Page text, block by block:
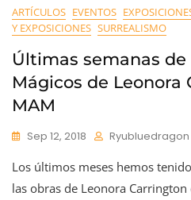
ARTÍCULOS EVENTOS
Y EXPOSICIONES SURREALISMO
Últimas semanas de
Mágicos de Leonora
MAM
Sep 12, 2018 Ryubluedragon
Los últimos meses hemos
las obras de Leonora